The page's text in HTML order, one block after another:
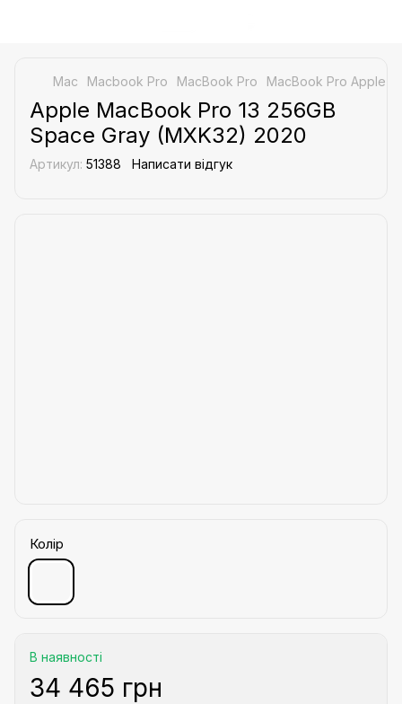
Mac Macbook Pro MacBook Pro MacBook Pro Apple
Apple MacBook Pro 13 256GB
Space Gray (MXK32) 2020
Артикул: 51388 Написати відгук
Колір
В наявності
34 465 грн